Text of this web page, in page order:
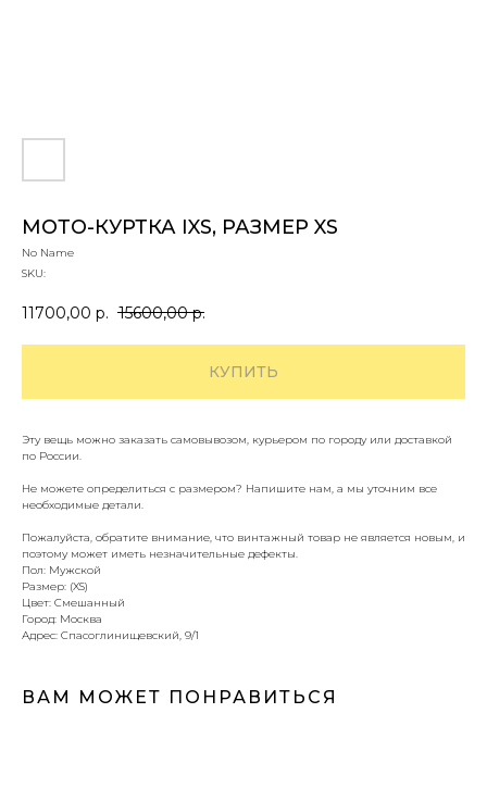
МОТО-КУРТКА IXS, РАЗМЕР XS
No Name
SKU:
11700,00 р. 15600,00 р.
КУПИТЬ
Эту вещь можно заказать самовывозом, курьером по городу или доставкой
по России.
Не можете определиться с размером? Напишите нам, а мы уточним все
необходимые детали.
Пожалуйста, обратите внимание, что винтажный товар не является новым, и
поэтому может иметь незначительные дефекты.
Пол: Мужской
Размер: (XS)
Цвет: Смешанный
Город: Москва
Адрес: Спасоглинищевский, 9/1
ВАМ МОЖЕТ ПОНРАВИТЬСЯ